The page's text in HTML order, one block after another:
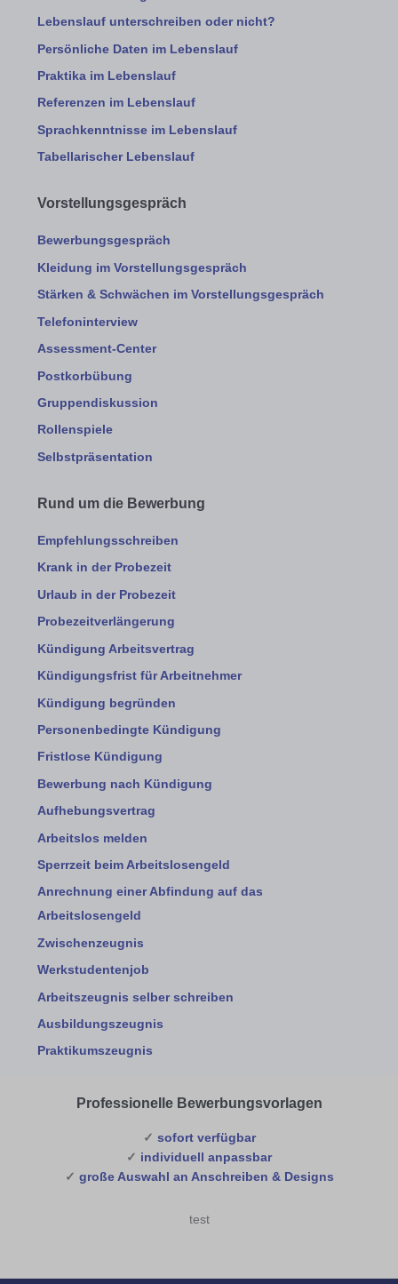
Lebenslauf unterschreiben oder nicht?
Persönliche Daten im Lebenslauf
Praktika im Lebenslauf
Referenzen im Lebenslauf
Sprachkenntnisse im Lebenslauf
Tabellarischer Lebenslauf
Vorstellungsgespräch
Bewerbungsgespräch
Kleidung im Vorstellungsgespräch
Stärken & Schwächen im Vorstellungsgespräch
Telefoninterview
Assessment-Center
Postkorbübung
Gruppendiskussion
Rollenspiele
Selbstpräsentation
Rund um die Bewerbung
Empfehlungsschreiben
Krank in der Probezeit
Urlaub in der Probezeit
Probezeitverlängerung
Kündigung Arbeitsvertrag
Kündigungsfrist für Arbeitnehmer
Kündigung begründen
Personenbedingte Kündigung
Fristlose Kündigung
Bewerbung nach Kündigung
Aufhebungsvertrag
Arbeitslos melden
Sperrzeit beim Arbeitslosengeld
Anrechnung einer Abfindung auf das
Arbeitslosengeld
Zwischenzeugnis
Werkstudentenjob
Arbeitszeugnis selber schreiben
Ausbildungszeugnis
Praktikumszeugnis
Professionelle Bewerbungsvorlagen
✓ sofort verfügbar
✓ individuell anpassbar
✓ große Auswahl an Anschreiben & Designs
test